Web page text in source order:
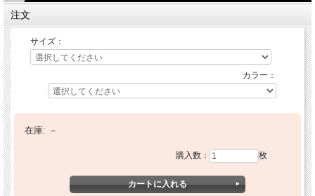
注文
サイズ：
カラー：
在庫: －
購入数： 枚